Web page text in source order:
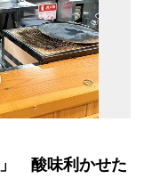
」 酸味利かせた